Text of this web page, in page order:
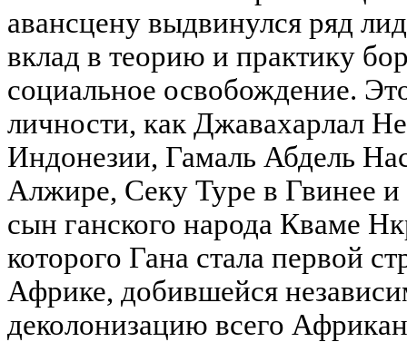
авансцену выдвинулся ряд
вклад в теорию и практику
социальное освобождение.
личности, как Джавахарлал
Индонезии, Гамаль Абдель
Алжире, Секу Туре в Гвинее
сын ганского народа Кваме
которого Гана стала первой
Африке, добившейся
деколонизацию всего